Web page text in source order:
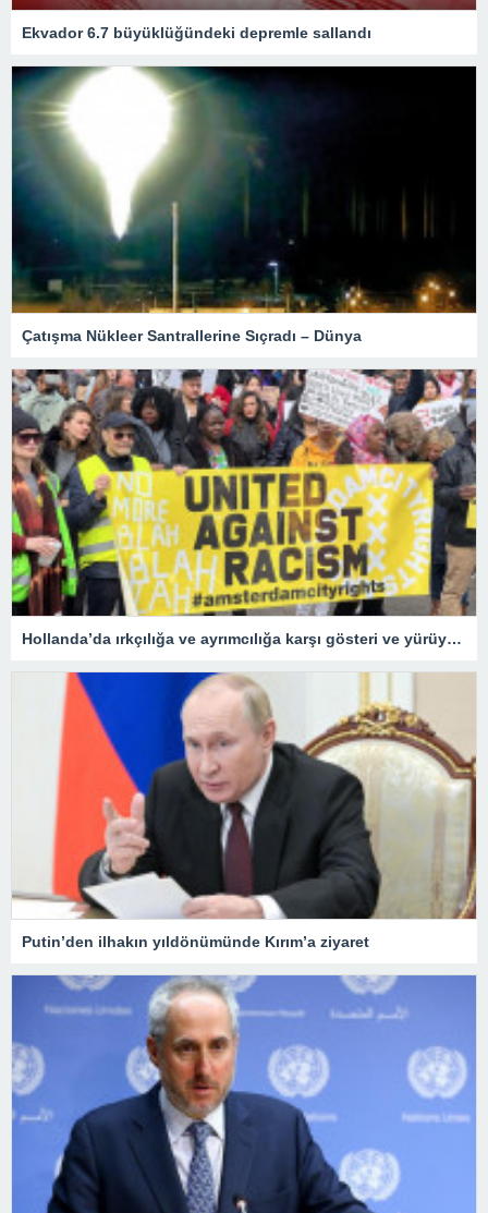
Ekvador 6.7 büyüklüğündeki depremle sallandı
Çatışma Nükleer Santrallerine Sıçradı – Dünya
Hollanda’da ırkçılığa ve ayrımcılığa karşı gösteri ve yürüyüş düzenlendi
Putin’den ilhakın yıldönümünde Kırım’a ziyaret